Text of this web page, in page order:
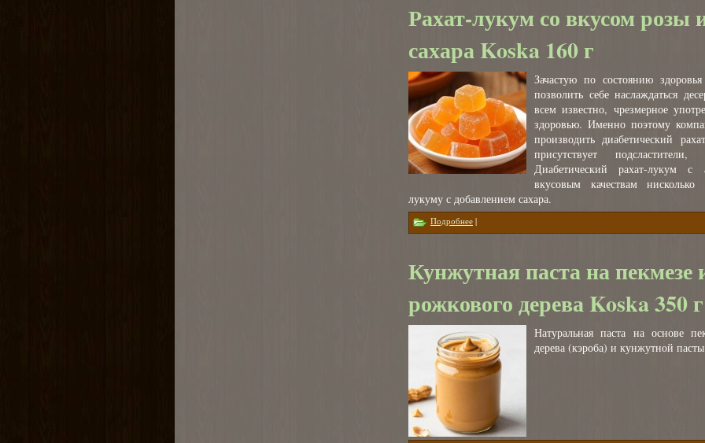
Рахат-лукум со вкусом розы
сахара Koska 160 г
Зачастую по состоянию
позволить себе наслаждаться
всем известно, чрезмерное
здоровью. Именно поэтому
производить диабетический
присутствует
Диабетический рахат-лукум
вкусовым качествам нисколько
лукуму с добавлением сахара.
Подробнее о Рахат-лукум со вкусом розы и лимона без сахара Koska 160
|
Кунжутная паста на пекмезе
рожкового дерева Koska 350 г
Натуральная паста на основе
дерева (кэроба) и кунжутной